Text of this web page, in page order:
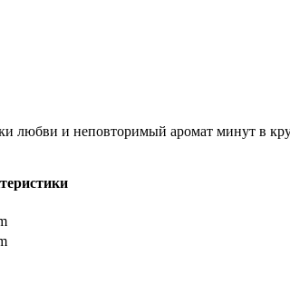
любви и неповторимый аромат минут в